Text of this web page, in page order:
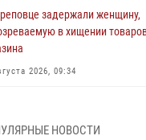
задержали женщину,
в хищении
2026, 09:34
Росгвардии по спортивному
НОВОСТИ